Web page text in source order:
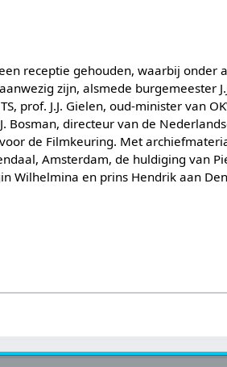
receptie gehouden, waarbij onder
zijn, alsmede burgemeester
prof. J.J. Gielen, oud-minister van
Bosman, directeur van de
de Filmkeuring. Met
Amsterdam, de huldiging van
Wilhelmina en prins Hendrik aan